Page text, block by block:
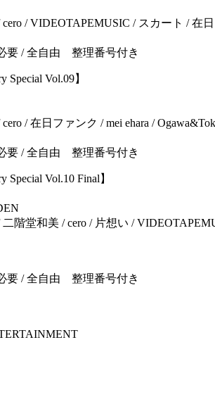
/ VIDEOTAPEMUSIC / スカート / 在
要 / 全自由 整理番号付き
Special Vol.09】
/ 在日ファンク / mei ehara /
要 / 全自由 整理番号付き
Vol.10 Final】
階堂和美 / cero / 片想い /
要 / 全自由 整理番号付き